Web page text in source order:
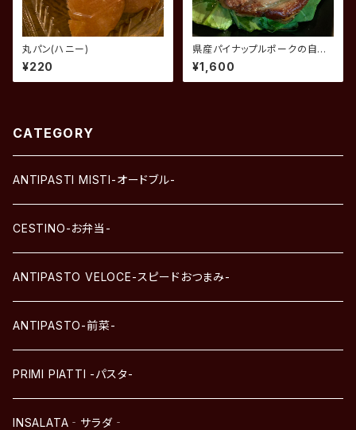
丸パン(ハニー)
¥220
県産パイナップルポークの自家
製ポルケッタ
¥1,600
CATEGORY
ANTIPASTI MISTI-オードブル-
CESTINO-お弁当-
ANTIPASTO VELOCE-スピードおつまみ-
ANTIPASTO-前菜-
PRIMI PIATTI -パスタ-
INSALATA‐サラダ‐